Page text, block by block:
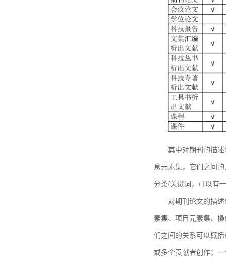
其中对期刊的描
息元素集，它们之间
分类/关键词，可以有
对期刊论文的描
素集、项目元素集、
们之间的关系可以概
或多个贡献者创作；